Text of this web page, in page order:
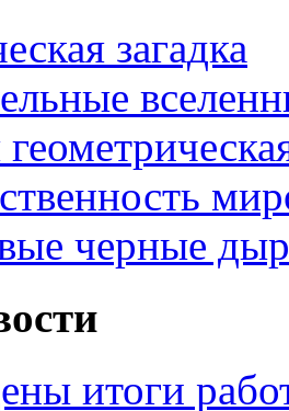
загадка
черные
итоги